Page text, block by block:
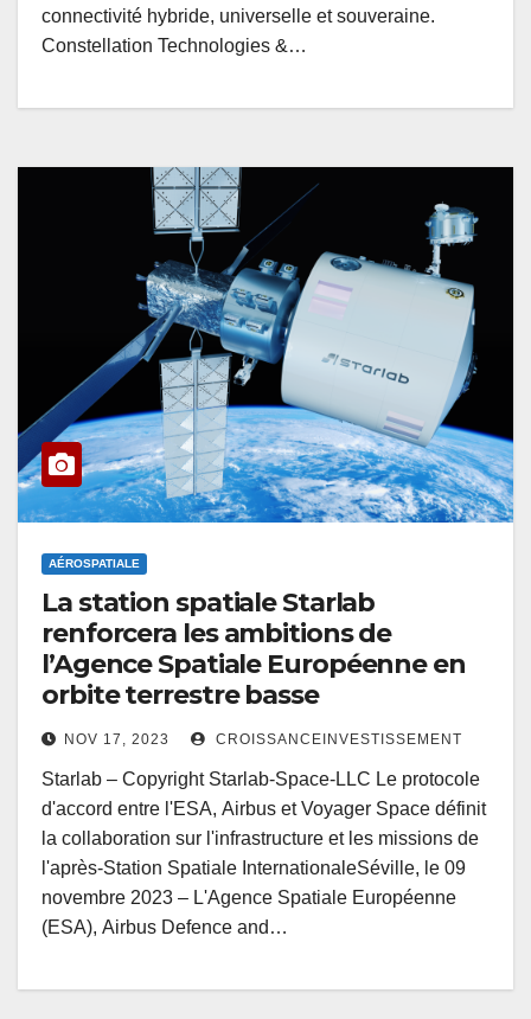
connectivité hybride, universelle et souveraine.
Constellation Technologies &…
AÉROSPATIALE
La station spatiale Starlab
renforcera les ambitions de
l’Agence Spatiale Européenne en
orbite terrestre basse
NOV 17, 2023 CROISSANCEINVESTISSEMENT
Starlab – Copyright Starlab-Space-LLC Le protocole
d'accord entre l'ESA, Airbus et Voyager Space définit
la collaboration sur l'infrastructure et les missions de
l'après-Station Spatiale InternationaleSéville, le 09
novembre 2023 – L'Agence Spatiale Européenne
(ESA), Airbus Defence and…